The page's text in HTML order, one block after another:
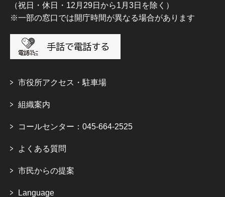
（祝日・休日・12月29日から1月3日を除く）
※一部の窓口では開庁時間が異なる場合があります
市役所アクセス・駐車場
組織案内
コールセンター：045-664-2525
よくある質問
市民からの提案
Language